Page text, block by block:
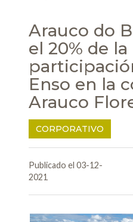
Arauco do
el 20% de la
Enso en la
Arauco
CORPORATIVO
Publicado el 03-12-
2021